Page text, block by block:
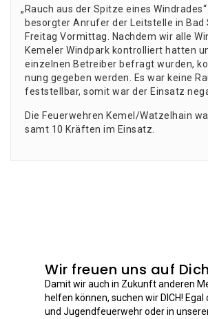
„ Rauch aus der Spit­ze eines
besorg­ter Anru­fer der Leit­stel­le in Bad
Frei­tag Vor­mit­tag. Nach­dem wir alle
Keme­l­er Wind­park kon­trol­liert hat­ten
ein­zel­nen Betrei­ber befragt wur­den,
nung gege­ben wer­den. Es war kei­ne
fest­stell­bar, somit war der Ein­satz
Die Feu­er­weh­ren Kemel/Watzelhain
samt 10 Kräf­ten im Einsatz.
Wir freuen uns auf
Damit wir auch in Zukunft anderen
helfen können, suchen wir DICH! Egal
und Jugendfeuerwehr oder in